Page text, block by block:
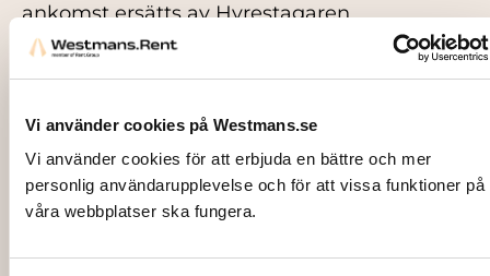
Vi använder cookies på Westmans.se
Vi använder cookies för att erbjuda en bättre och mer
personlig användarupplevelse och för att vissa funktioner på
våra webbplatser ska fungera.
ankomst ersätts av Hyrestagaren.
2.2 Rengöring
Hyrestagaren måste hantera hyrgodset med
omsorg. Porslin, bestick, glas och
köksutrustning etc. rengörs efter
återtransport av Uthyraren. Hyrgodset måste
återlämnas på ett sådant sätt (sorterat och
direkt kan rengöras maskinellt. Är hyrgodset